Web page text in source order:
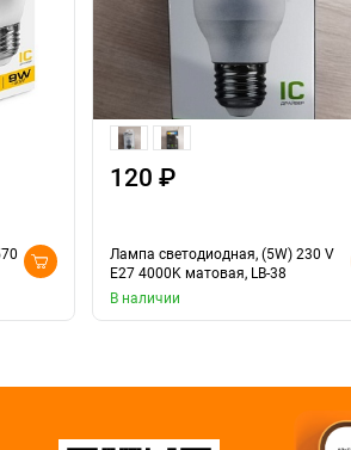
120 ₽
Лампа светодиодная, (5W) 230 V
E27 4000K матовая, LB-38
В наличии